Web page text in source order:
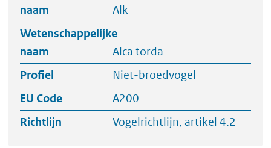
naam
Alk
Wetenschappelijke
naam
Alca torda
Profiel
Niet-broedvogel
EU Code
A200
Richtlijn
Vogelrichtlijn, artikel 4.2